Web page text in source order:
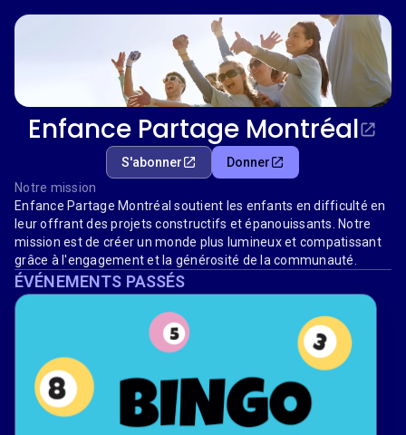
Enfance Partage Montréal
S'abonner
Donner
Notre mission
Enfance Partage Montréal soutient les enfants en difficulté en
leur offrant des projets constructifs et épanouissants. Notre
mission est de créer un monde plus lumineux et compatissant
grâce à l'engagement et la générosité de la communauté.
ÉVÉNEMENTS PASSÉS